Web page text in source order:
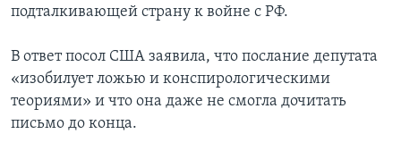
подталкивающей страну к войне с РФ.
В ответ посол США заявила, что послание депутата
«изобилует ложью и конспирологическими
теориями» и что она даже не смогла дочитать
письмо до конца.